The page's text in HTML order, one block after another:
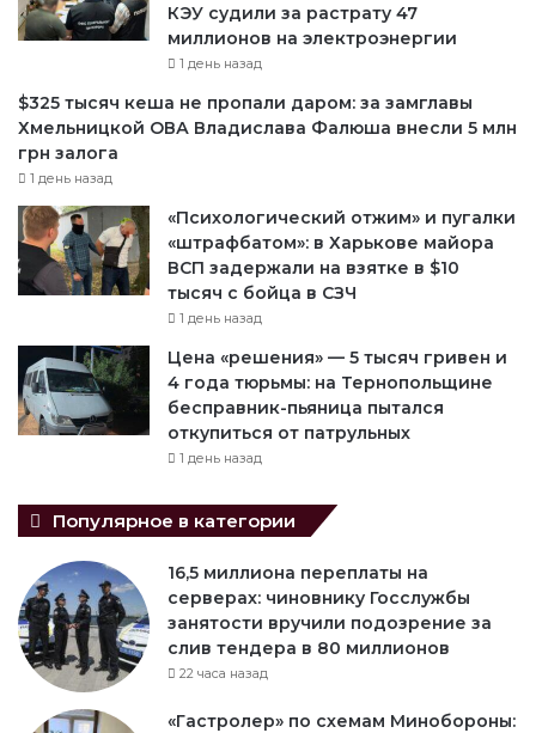
КЭУ судили за растрату 47
миллионов на электроэнергии
1 день назад
$325 тысяч кеша не пропали даром: за замглавы
Хмельницкой ОВА Владислава Фалюша внесли 5 млн
грн залога
1 день назад
«Психологический отжим» и пугалки
«штрафбатом»: в Харькове майора
ВСП задержали на взятке в $10
тысяч с бойца в СЗЧ
1 день назад
Цена «решения» — 5 тысяч гривен и
4 года тюрьмы: на Тернопольщине
бесправник-пьяница пытался
откупиться от патрульных
1 день назад
Популярное в категории
16,5 миллиона переплаты на
серверах: чиновнику Госслужбы
занятости вручили подозрение за
слив тендера в 80 миллионов
22 часа назад
«Гастролер» по схемам Минобороны: